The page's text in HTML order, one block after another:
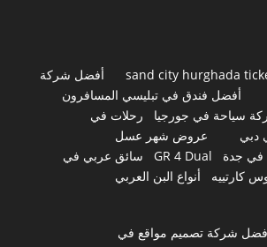
sand city hurghada
أفضل شركة
أفضل فندق في تبليسي المسافرون
سياحة في جورجيا
رحلات في
دبي
عروض شهر عسل
في جدة GR 4 Dual
سائق عربي في
كارتييه أنواع البن العربي
شركة تصميم مواقع في